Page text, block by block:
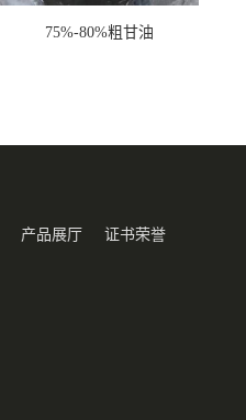
75%-80%粗甘油
产品展厅 证书荣誉